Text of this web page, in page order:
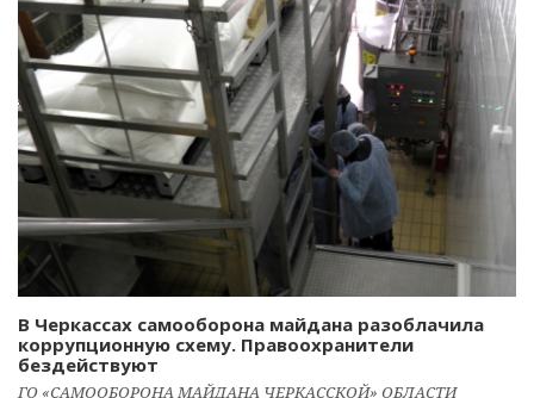
В Черкассах самооборона майдана разоблачила
коррупционную схему. Правоохранители
бездействуют
ГО «САМООБОРОНА МАЙДАНА ЧЕРКАССКОЙ» ОБЛАСТИ